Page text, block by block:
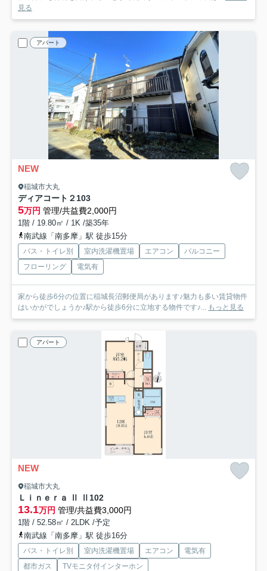
見る
アパート
NEW
稲城市大丸
ディアコート２ 103
5万円 管理/共益費2,000円
1階 / 19.80㎡ / 1K /築35年
南武線「南多摩」駅 徒歩15分
バス・トイレ別 室内洗濯機置場 エアコン
バルコニー
フローリング
電気有
家から徒歩6分の位置に稲城長沼郵便局があります♪魅力も多い賃貸物件
はいかがでしょうか♪駅から徒歩6分に立地する物件です♪...
もっと見る
アパート
NEW
稲城市大丸
Ｌｉｎｅｒａ Ⅱ Ⅱ 102
13.1万円 管理/共益費3,000円
1階 / 52.58㎡ / 2LDK /予定
南武線「南多摩」駅 徒歩16分
バス・トイレ別 室内洗濯機置場 エアコン
電気有
都市ガス
TVモニタ付インターホン